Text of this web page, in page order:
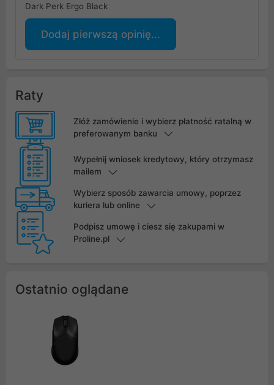
Dark Perk Ergo Black
Dodaj pierwszą opinię...
Raty
Złóż zamówienie i wybierz płatność ratalną w
preferowanym banku
Wypełnij wniosek kredytowy, który otrzymasz
mailem
Wybierz sposób zawarcia umowy, poprzez
kuriera lub online
Podpisz umowę i ciesz się zakupami w
Proline.pl
Ostatnio oglądane